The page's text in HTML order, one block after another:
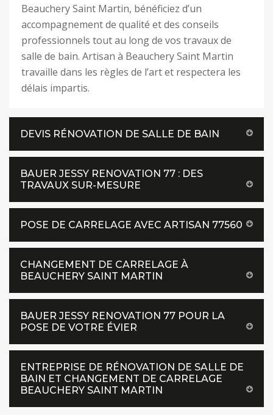
Beauchery Saint Martin, bénéficiez d’un
accompagnement de qualité et des conseils
professionnels tout au long de vos travaux de
salle de bain. Artisan à Beauchery Saint Martin
travaille dans les règles de l’art et respectera les
délais impartis.
DEVIS RÉNOVATION DE SALLE DE BAIN
BAUER JESSY RENOVATION 77 : DES
TRAVAUX SUR-MESURE
POSE DE CARRELAGE AVEC ARTISAN 77560
CHANGEMENT DE CARRELAGE À
BEAUCHERY SAINT MARTIN
BAUER JESSY RENOVATION 77 POUR LA
POSE DE VOTRE ÉVIER
ENTREPRISE DE RÉNOVATION DE SALLE DE
BAIN ET CHANGEMENT DE CARRELAGE
BEAUCHERY SAINT MARTIN